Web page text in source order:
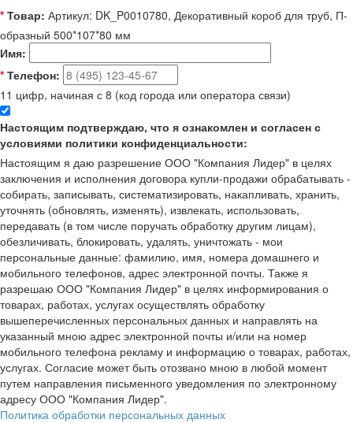
* Товар: Артикул: DK_P0010780, Декоративный короб для труб, П-
образный 500*107*80 мм
Имя:
* Телефон:
11 цифр, начиная с 8 (код города или оператора связи)
Настоящим подтверждаю, что я ознакомлен и согласен с
условиями политики конфиденциальности:
Настоящим я даю разрешение ООО "Компания Лидер" в целях
заключения и исполнения договора купли-продажи обрабатывать -
собирать, записывать, систематизировать, накапливать, хранить,
уточнять (обновлять, изменять), извлекать, использовать,
передавать (в том числе поручать обработку другим лицам),
обезличивать, блокировать, удалять, уничтожать - мои
персональные данные: фамилию, имя, номера домашнего и
мобильного телефонов, адрес электронной почты. Также я
разрешаю ООО "Компания Лидер" в целях информирования о
товарах, работах, услугах осуществлять обработку
вышеперечисленных персональных данных и направлять на
указанный мною адрес электронной почты и/или на номер
мобильного телефона рекламу и информацию о товарах, работах,
услугах. Согласие может быть отозвано мною в любой момент
путем направления письменного уведомления по электронному
адресу ООО "Компания Лидер".
Политика обработки персональных данных